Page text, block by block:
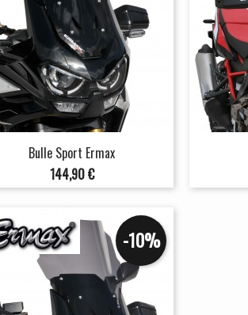
Bulle Sport Ermax
Prix
144,90 €
-10%